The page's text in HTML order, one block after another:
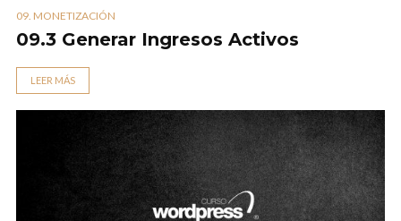
09. MONETIZACIÓN
09.3 Generar Ingresos Activos
LEER MÁS